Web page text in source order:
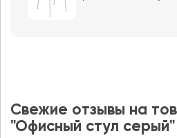
Свежие отзывы на
"Офисный стул серый"